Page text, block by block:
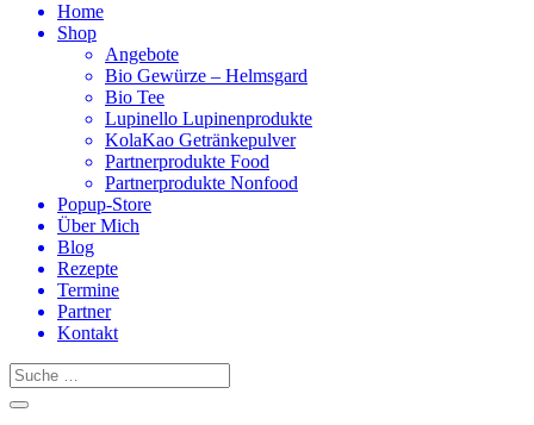
Home
Shop
Angebote
Bio Gewürze – Helmsgard
Bio Tee
Lupinello Lupinenprodukte
KolaKao Getränkepulver
Partnerprodukte Food
Partnerprodukte Nonfood
Popup-Store
Über Mich
Blog
Rezepte
Termine
Partner
Kontakt